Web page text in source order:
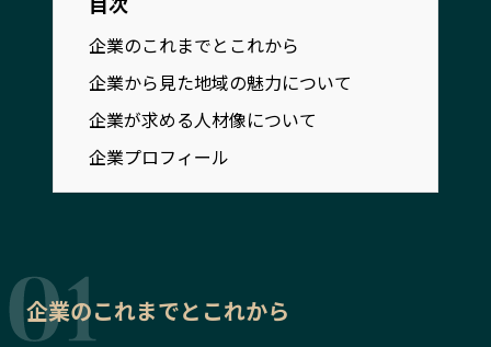
カテゴリから探す
MILCプロジェクト
Localist
Sporkle
企業のこれまでとこれから
企業から見た地域の魅力について
企業が求める人材像について
企業プロフィール
企業のこれまでとこれから